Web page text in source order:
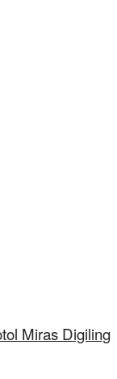
Miras Digiling